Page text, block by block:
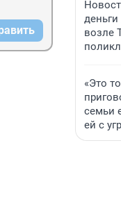
возле
«Это
семьи
ей с